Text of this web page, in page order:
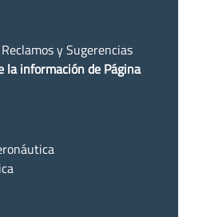
y Sugerencias
la información de Página